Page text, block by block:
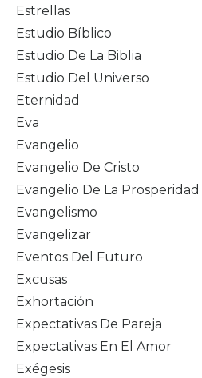
Estrellas
Estudio Bíblico
Estudio De La Biblia
Estudio Del Universo
Eternidad
Eva
Evangelio
Evangelio De Cristo
Evangelio De La Prosperidad
Evangelismo
Evangelizar
Eventos Del Futuro
Excusas
Exhortación
Expectativas De Pareja
Expectativas En El Amor
Exégesis